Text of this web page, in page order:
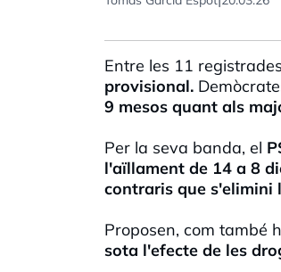
Entre les 11
provisional.
9 mesos quant als
Per la seva banda, el
l'aïllament de 14 a 8
contraris que s'elimini
Proposen, com també
sota l'efecte de les